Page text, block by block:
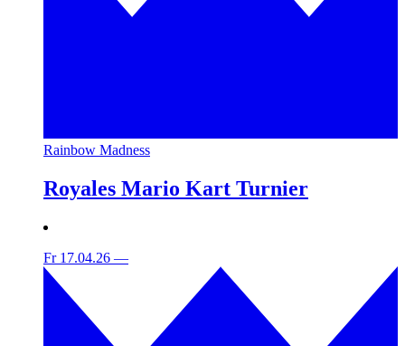
Rainbow Madness
Royales Mario Kart Turnier
Fr 17.04.26 —